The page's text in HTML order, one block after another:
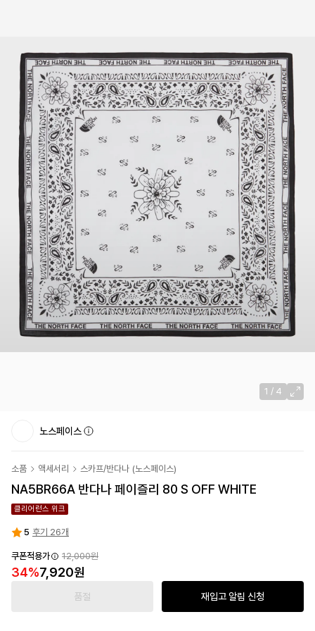
1 / 4
노스페이스
소품 액세서리 스카프/반다나 (노스페이스)
NA5BR66A 반다나 페이즐리 80 S OFF WHITE
클리어런스 위크
5 후기 26개
쿠폰적용가 12,000원
34%7,920원
품절 재입고 알림 신청